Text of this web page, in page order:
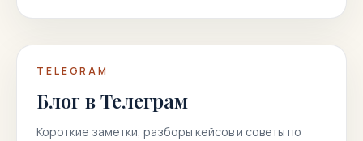
TELEGRAM
Блог в Телеграм
Короткие заметки, разборы кейсов и советы по